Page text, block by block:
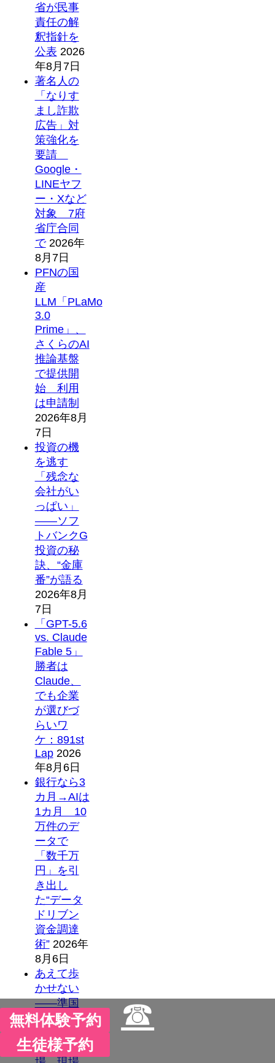
省が民事
責任の解
釈指針を
公表 2026
年8月7日
著名人の
「なりす
まし詐欺
広告」対
策強化を
要請
Google・
LINEヤフ
ー・Xなど
対象 7府
省庁合同
で 2026年
8月7日
PFNの国
産
LLM「PLaMo
3.0
Prime」、
さくらのAI
推論基盤
で提供開
始 利用
は申請制
2026年8月
7日
投資の機
を逃す
「残念な
会社がい
っぱい」
――ソフ
トバンクG
投資の秘
訣、“金庫
番”が語る
2026年8月
7日
「GPT-5.6
vs. Claude
Fable 5」
勝者は
Claude、
でも企業
が選びづ
らいワ
ケ：891st
Lap 2026
年8月6日
銀行なら3
カ月→AIは
1カ月 10
万件のデ
ータで
「数千万
円」を引
き出し
た“データ
ドリブン
資金調達
術” 2026年
8月6日
あえて歩
かせない
――準国
産ヒュー
「D1」登
無料体験予約 ☎
生徒様予約